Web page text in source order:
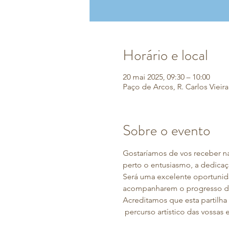
Horário e local
20 mai 2025, 09:30 – 10:00
Paço de Arcos, R. Carlos
Sobre o evento
Gostaríamos de vos receber
perto o entusiasmo, a
Será uma excelente
acompanharem o progresso
Acreditamos que esta partilha
percurso artístico das vossas